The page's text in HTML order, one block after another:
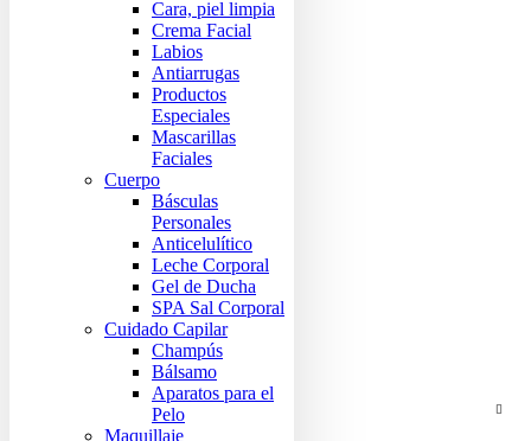
Cara, piel limpia
Crema Facial
Labios
Antiarrugas
Productos
Especiales
Mascarillas
Faciales
Cuerpo
Básculas
Personales
Anticelulítico
Leche Corporal
Gel de Ducha
SPA Sal Corporal
Cuidado Capilar
Champús
Bálsamo
Aparatos para el
Pelo
Maquillaje